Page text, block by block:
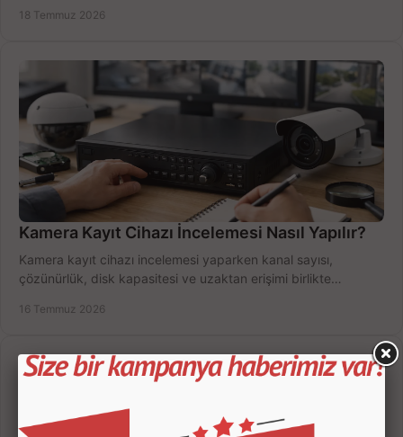
18 Temmuz 2026
Kamera Kayıt Cihazı İncelemesi Nasıl Yapılır?
Kamera kayıt cihazı incelemesi yaparken kanal sayısı,
çözünürlük, disk kapasitesi ve uzaktan erişimi birlikte
16 Temmuz 2026